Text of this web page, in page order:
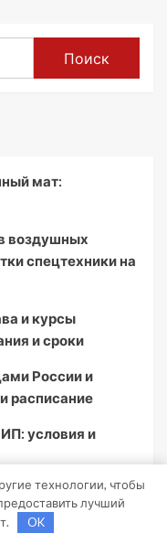
Поиск
мат:
воздушных
спецтехники на
и курсы
и сроки
России и
расписание
условия и
технологии, чтобы
лучший
OK